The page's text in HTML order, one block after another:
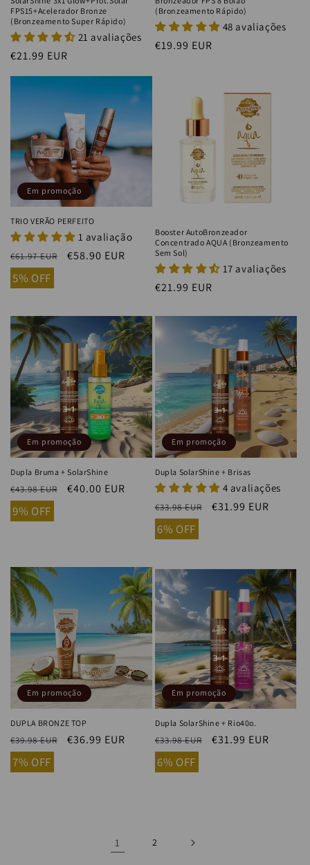
FPS15+Acelerador Bronze
(Bronzeamento Super Rápido)
21 avaliações
Preço
€21.99 EUR
(Bronzeamento Rápido)
48 avaliações
Preço
€19.99 EUR
Em promoção
TRIO VERÃO PERFEITO
1 avaliação
Preço
normal
€61.97 EUR
Preço
€58.90 EUR
5% OFF
Booster AutoBronzeador
Concentrado AQUA (Bronzeamento
Sem Sol)
17 avaliações
Preço
€21.99 EUR
Em promoção
Dupla Bruma + SolarShine
Preço
normal
€43.98 EUR
Preço
€40.00 EUR
9% OFF
Em promoção
Dupla SolarShine + Brisas
4 avaliações
Preço
normal
€33.98 EUR
Preço
€31.99 EUR
6% OFF
Em promoção
DUPLA BRONZE TOP
Preço
normal
€39.98 EUR
Preço
€36.99 EUR
7% OFF
Em promoção
Dupla SolarShine + Rio40o.
Preço
normal
€33.98 EUR
Preço
€31.99 EUR
6% OFF
1 2